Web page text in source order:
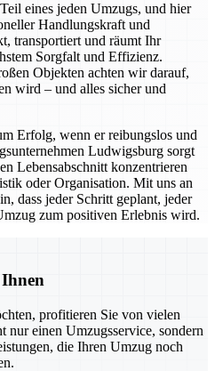
eines jeden Umzugs, und hier
Handlungskraft und
transportiert und räumt Ihr
Sorgfalt und Effizienz.
Objekten achten wir darauf,
wird – und alles sicher und
Erfolg, wenn er reibungslos und
Ludwigsburg sorgt
Lebensabschnitt konzentrieren
oder Organisation. Mit uns an
dass jeder Schritt geplant, jeder
zum positiven Erlebnis wird.
profitieren Sie von vielen
nur einen Umzugsservice, sondern
die Ihren Umzug noch